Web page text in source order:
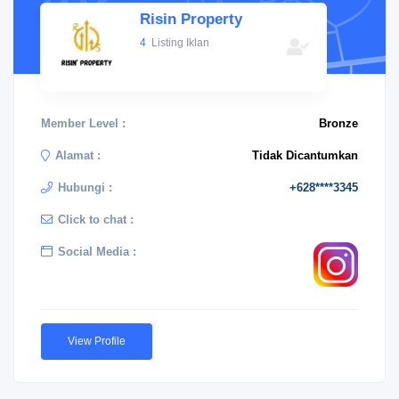
Risin Property
4 Listing Iklan
Member Level : Bronze
Alamat : Tidak Dicantumkan
Hubungi : +628****3345
Click to chat :
Social Media :
View Profile